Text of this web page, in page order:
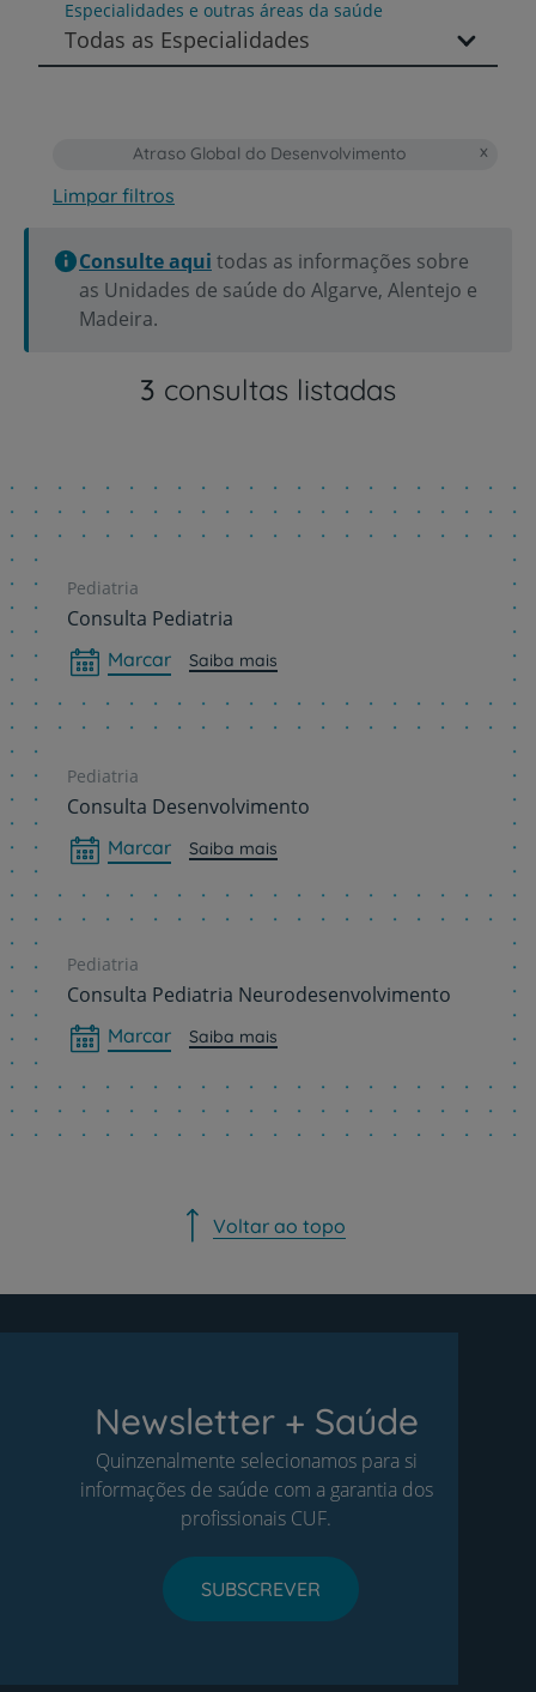
Especialidades e outras áreas da saúde
Todas as Especialidades
Atraso Global do Desenvolvimento
Limpar filtros
Consulte aqui todas as informações sobre
as Unidades de saúde do Algarve, Alentejo e
Madeira.
3 consultas listadas
Pediatria
Consulta Pediatria
Marcar Saiba mais
Pediatria
Consulta Desenvolvimento
Marcar Saiba mais
Pediatria
Consulta Pediatria Neurodesenvolvimento
Marcar Saiba mais
Voltar ao topo
Newsletter + Saúde
Quinzenalmente selecionamos para si
informações de saúde com a garantia dos
profissionais CUF.
SUBSCREVER